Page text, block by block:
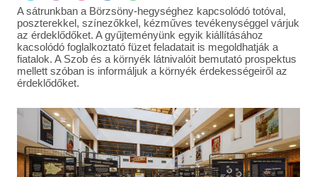
A sátrunkban a Börzsöny-hegységhez kapcsolódó totóval,
poszterekkel, színezőkkel, kézműves tevékenységgel várjuk
az érdeklődőket. A gyűjteményünk egyik kiállításához
kacsolódó foglalkoztató füzet feladatait is megoldhatják a
fiatalok. A Szob és a környék látnivalóit bemutató prospektus
mellett szóban is informáljuk a környék érdekességeiről az
érdeklődőket.